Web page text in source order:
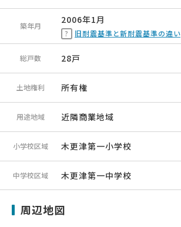
築年月
2006年1月
旧耐震基準と新耐震基準の違い
総戸数 28戸
土地権利 所有権
用途地域 近隣商業地域
小学校区域 木更津第一小学校
中学校区域 木更津第一中学校
周辺地図